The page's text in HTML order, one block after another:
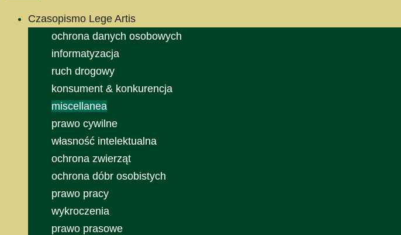
Czasopismo Lege Artis
ochrona danych osobowych
informatyzacja
ruch drogowy
konsument & konkurencja
miscellanea
prawo cywilne
własność intelektualna
ochrona zwierząt
ochrona dóbr osobistych
prawo pracy
wykroczenia
prawo prasowe